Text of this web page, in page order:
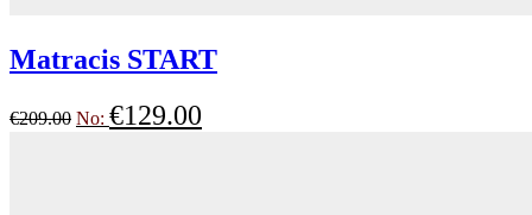
Matracis START
€209.00 No: €129.00